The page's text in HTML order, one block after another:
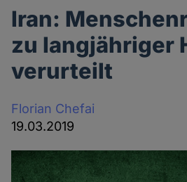
Iran:
zu langjähriger
verurteilt
Florian Chefai
19.03.2019